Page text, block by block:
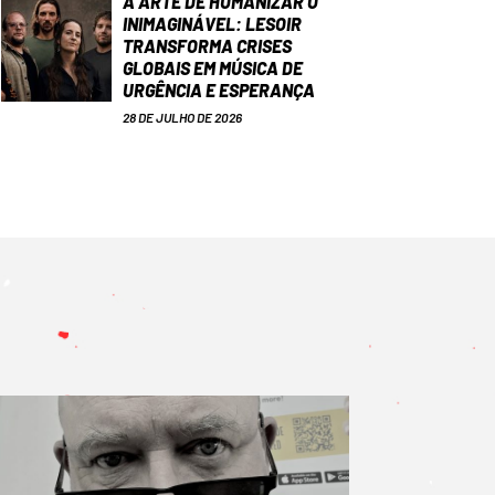
INIMAGINÁVEL: LESOIR
TRANSFORMA CRISES
GLOBAIS EM MÚSICA DE
URGÊNCIA E ESPERANÇA
28 DE JULHO DE 2026